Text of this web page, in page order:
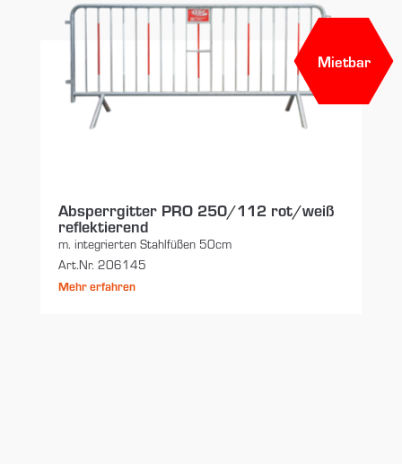
Mietbar
Absperrgitter PRO 250/112 rot/weiß
reflektierend
m. integrierten Stahlfüßen 50cm
Art.Nr. 206145
Mehr erfahren